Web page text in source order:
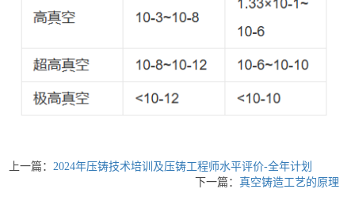
上一篇：2024年压铸技术培训及压铸工程师水平评价-全年计划
下一篇：真空铸造工艺的原理